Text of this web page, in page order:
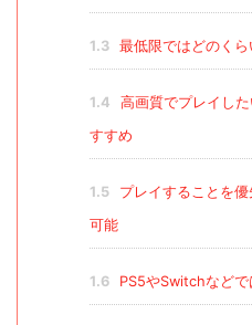
1.3 最低限ではどのく
1.4
高画質でプレイし
すすめ
1.5
プレイすることを
可能
1.6 PS5やSwitchなどで